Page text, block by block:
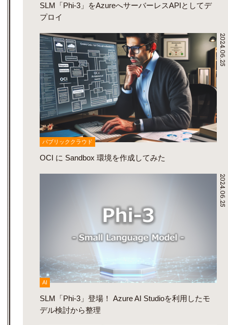
SLM「Phi-3」をAzureへサーバーレスAPIとしてデ
プロイ
2024.06.25
パブリッククラウド
OCI に Sandbox 環境を作成してみた
2024.06.25
AI
SLM「Phi-3」登場！ Azure AI Studioを利用したモ
デル検討から整理